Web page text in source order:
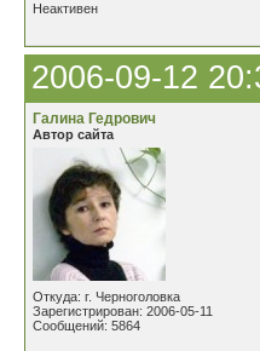
Неактивен
2006-09-12
Галина Гедрович
Автор сайта
Откуда: г. Черноголовка
Зарегистрирован: 2006-05-11
Сообщений: 5864